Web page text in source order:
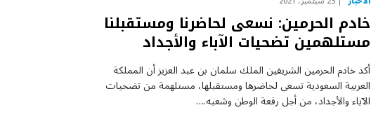
خادم الحرمين: نسعى لحاضرنا ومستقبلنا
مستلهمين تضحيات الآباء والأجداد
أكد خادم الحرمين الشريفين الملك سلمان بن عبد العزيز أن المملكة
العربية السعودية تسعى لحاضرها ومستقبلها، مستلهمة من تضحيات
الآباء والأجداد، من أجل رفعة الوطن وشعبه.…